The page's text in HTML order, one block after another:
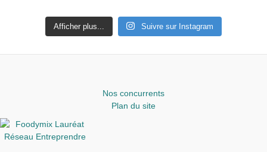
Afficher plus... Suivre sur Instagram
Nos concurrents
Plan du site